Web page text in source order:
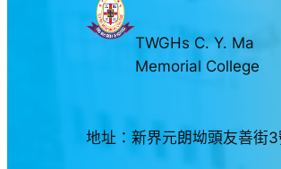
TWGHs C. Y. Ma
Memorial College
地址：新界元朗坳頭友善街